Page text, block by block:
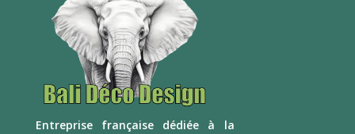
Entreprise française dédiée à la